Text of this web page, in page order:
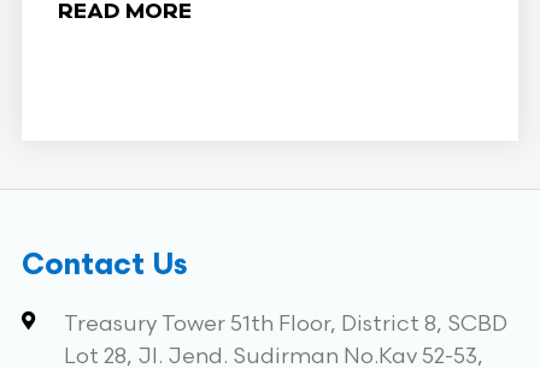
READ MORE
Contact Us
Treasury Tower 51th Floor, District 8, SCBD
Lot 28, Jl. Jend. Sudirman No.Kav 52-53,